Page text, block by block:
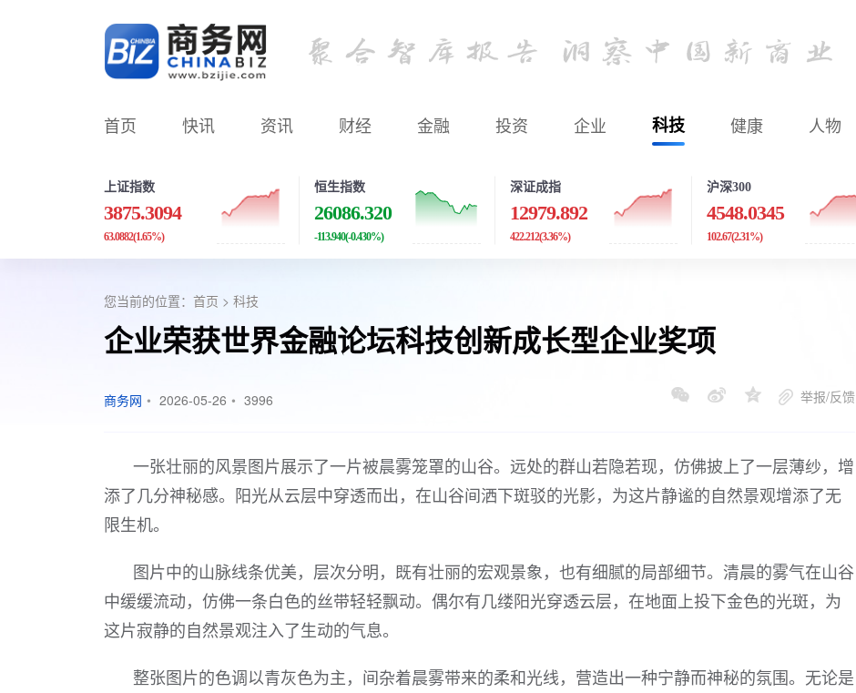
首页 快讯 资讯 财经 金融 投资 企业 科技 健康 人物
上证指数
3875.3094
63.0882(1.65%)
恒生指数
26086.320
-113.940(-0.430%)
深证成指
12979.892
422.212(3.36%)
沪深300
4548.0345
102.67(2.31%)
您当前的位置： 首页 > 科技
企业荣获世界金融论坛科技创新成长型企业奖项
商务网 • 2026-05-26 • 3996 举报/反馈
一张壮丽的风景图片展示了一片被晨雾笼罩的山谷。远处的群山若隐若现，仿佛披上了一层薄纱，增
添了几分神秘感。阳光从云层中穿透而出，在山谷间洒下斑驳的光影，为这片静谧的自然景观增添了无
限生机。
图片中的山脉线条优美，层次分明，既有壮丽的宏观景象，也有细腻的局部细节。清晨的雾气在山谷
中缓缓流动，仿佛一条白色的丝带轻轻飘动。偶尔有几缕阳光穿透云层，在地面上投下金色的光斑，为
这片寂静的自然景观注入了生动的气息。
整张图片的色调以青灰色为主，间杂着晨雾带来的柔和光线，营造出一种宁静而神秘的氛围。无论是